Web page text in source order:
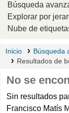
Búsqueda
Explorar por
Nube de
Inicio
Búsqueda
Resultados de
No se
Sin resultados
Francisco Matís